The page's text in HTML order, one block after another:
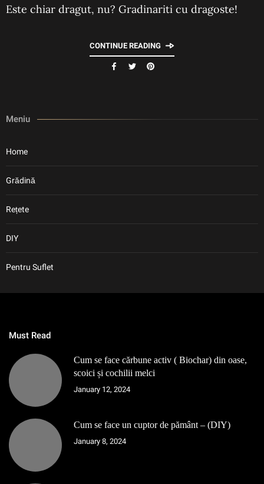
Este chiar dragut, nu? Gradinariti cu dragoste!
CONTINUE READING
Meniu
Home
Grădină
Rețete
DIY
Pentru Suflet
Must Read
Cum se face cărbune activ ( Biochar) din oase,
scoici și cochilii melci
January 12, 2024
Cum se face un cuptor de pământ – (DIY)
January 8, 2024